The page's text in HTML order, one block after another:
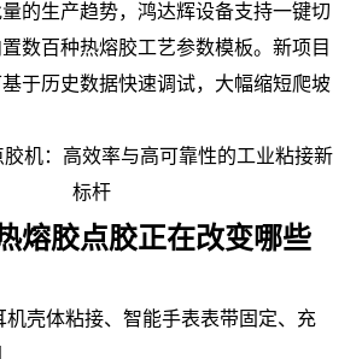
的生产趋势，鸿达辉设备支持一键切
数百种热熔胶工艺参数模板。新项目
于历史数据快速调试，大幅缩短爬坡
熔胶点胶正在改变哪些
机壳体粘接、智能手表表带固定、充